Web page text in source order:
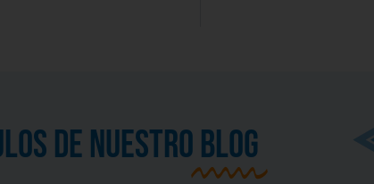
DE NUESTROBLOG